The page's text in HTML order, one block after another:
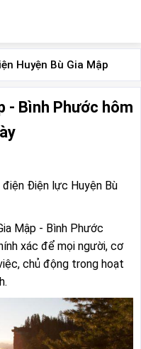
Huyện Bù Gia Mập
- Bình Phước hôm
Điện lực Huyện Bù
Mập - Bình Phước
xác để mọi người, cơ
chủ động trong hoạt